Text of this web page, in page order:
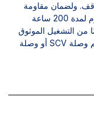
ولضمان مقاومة
استثنائية للتآكل، تخضع لاختبار رش الملح الصارم لمدة 200 ساعة
وهو معيار يُترجم إلى 10-20 عامًا من التشغيل الموثوق
في البيئات الزراعية النموذجية. تُعرف أيضًا باسم وصلة SCV أو وصلة